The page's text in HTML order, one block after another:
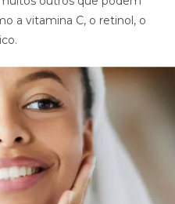
a vitamina C, o retinol, o